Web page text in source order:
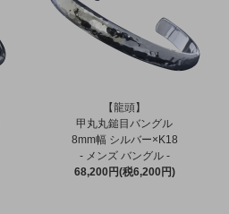
【龍頭】
甲丸丸鎚目バングル
8mm幅 シルバー×K18
- メンズ バングル -
68,200円(税6,200円)